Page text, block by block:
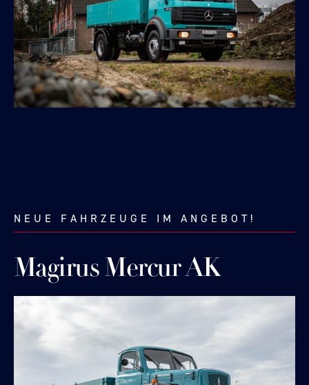
NEUE FAHRZEUGE IM ANGEBOT!
Magirus Mercur AK